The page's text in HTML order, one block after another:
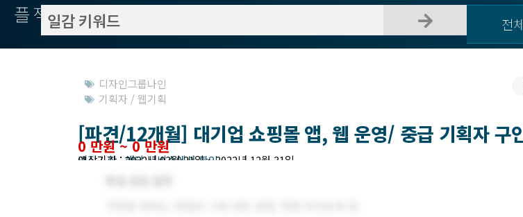
플젝서치 전
디자인그룹나인
기획자 / 웹기획
[파견/12개월] 대기업 쇼핑몰 앱, 웹 운영/ 중급 기획자 구
0 만원 ~ 0 만원
모집기한 : 해당 서비스에서 확인
예상기간 : 2022년 02월 21일 ~ 2022년 12월 31일